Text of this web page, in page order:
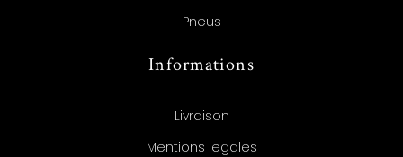
Pneus
Informations
Livraison
Mentions legales